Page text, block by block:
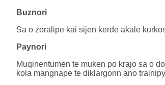
Buznori
Sa o zoralipe kai sijen kerde akale
Paynori
Muqinentumen te muken po krajo sa o
kola mangnape te diklargonn ano